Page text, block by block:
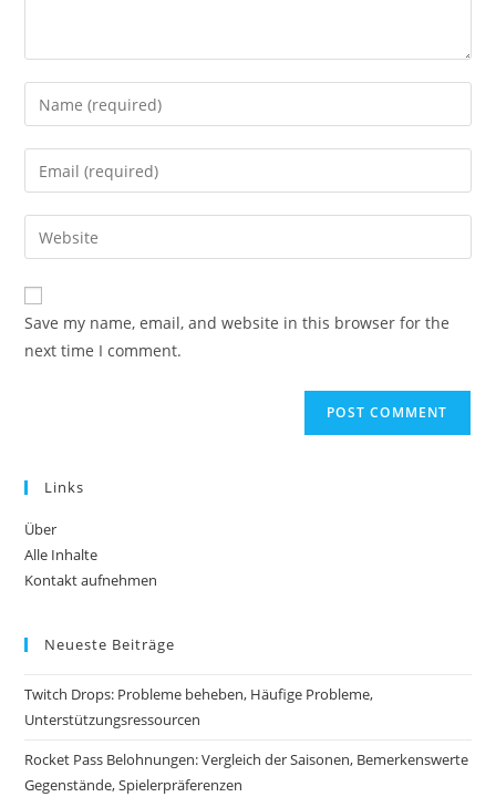
Enter
your
name
comment
Enter
your
email
address
comment
Enter
your
website
URL
(optional)
Save my name, email, and website in this browser for the
next time I comment.
Links
Über
Alle Inhalte
Kontakt aufnehmen
Neueste Beiträge
Twitch Drops: Probleme beheben, Häufige Probleme,
Unterstützungsressourcen
Rocket Pass Belohnungen: Vergleich der Saisonen, Bemerkenswerte
Gegenstände, Spielerpräferenzen